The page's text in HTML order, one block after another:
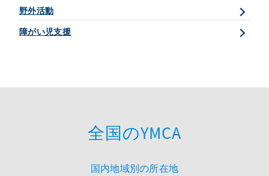
野外活動
障がい児支援
全国のYMCA
国内地域別の所在地